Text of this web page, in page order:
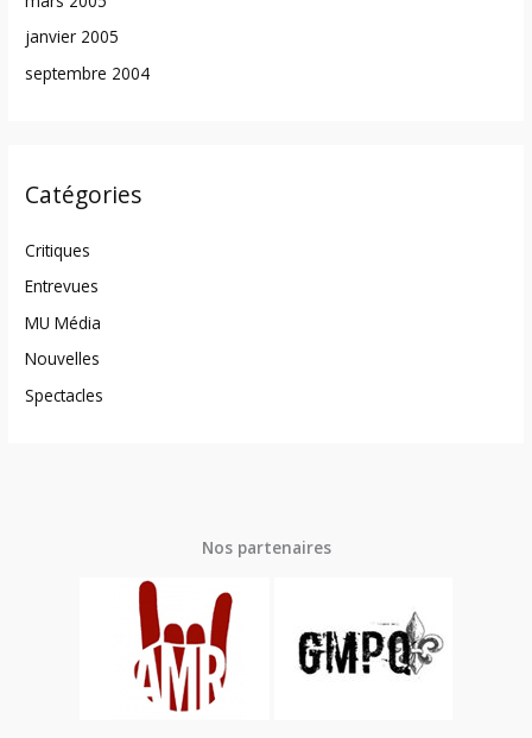
janvier 2005
septembre 2004
Catégories
Critiques
Entrevues
MU Média
Nouvelles
Spectacles
Nos partenaires